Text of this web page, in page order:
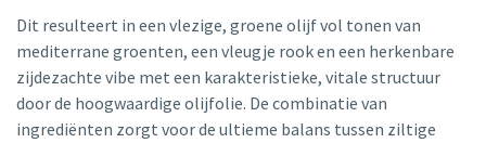
Dit resulteert in een vlezige, groene olijf vol tonen van
mediterrane groenten, een vleugje rook en een herkenbare
zijdezachte vibe met een karakteristieke, vitale structuur
door de hoogwaardige olijfolie. De combinatie van
ingrediënten zorgt voor de ultieme balans tussen ziltige